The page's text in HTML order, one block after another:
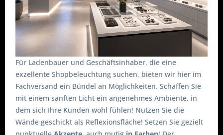
Für Ladenbauer und Geschäftsinhaber, die eine
exzellente Shopbeleuchtung suchen, bieten wir hier im
Fachversand ein Bündel an Möglichkeiten. Schaffen Sie
mit einem sanften Licht ein angenehmes Ambiente, in
dem sich Ihre Kunden wohl fühlen! Nutzen Sie die
Wände geschickt als Reflexionsfläche! Setzen Sie gezielt